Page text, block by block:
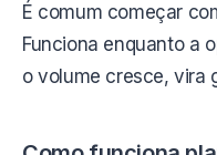
É comum começar
Funciona enquanto a
o volume cresce, vira